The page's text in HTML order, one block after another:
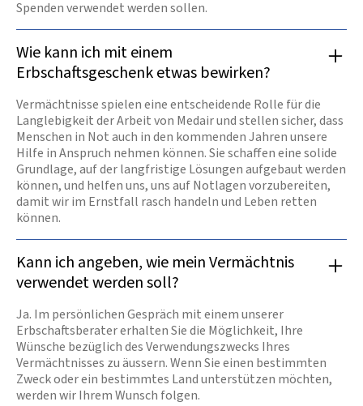
Spenden verwendet werden sollen.
Wie kann ich mit einem
Erbschaftsgeschenk etwas bewirken?
Vermächtnisse spielen eine entscheidende Rolle für die
Langlebigkeit der Arbeit von Medair und stellen sicher, dass
Menschen in Not auch in den kommenden Jahren unsere
Hilfe in Anspruch nehmen können. Sie schaffen eine solide
Grundlage, auf der langfristige Lösungen aufgebaut werden
können, und helfen uns, uns auf Notlagen vorzubereiten,
damit wir im Ernstfall rasch handeln und Leben retten
können.
Kann ich angeben, wie mein Vermächtnis
verwendet werden soll?
Ja. Im persönlichen Gespräch mit einem unserer
Erbschaftsberater erhalten Sie die Möglichkeit, Ihre
Wünsche bezüglich des Verwendungszwecks Ihres
Vermächtnisses zu äussern. Wenn Sie einen bestimmten
Zweck oder ein bestimmtes Land unterstützen möchten,
werden wir Ihrem Wunsch folgen.